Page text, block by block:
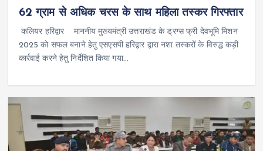
62 ग्राम से अधिक चरस के साथ महिला तस्कर गिरफ्तार
कलियर हरिद्वार माननीय मुख्यमंत्री उत्तराखंड के ड्रग्स फ्री देवभूमि मिशन
2025 को सफल बनाने हेतु एसएसपी हरिद्वार द्वारा नशा तस्करों के विरुद्ध कड़ी
कार्रवाई करने हेतु निर्देशित किया गया…